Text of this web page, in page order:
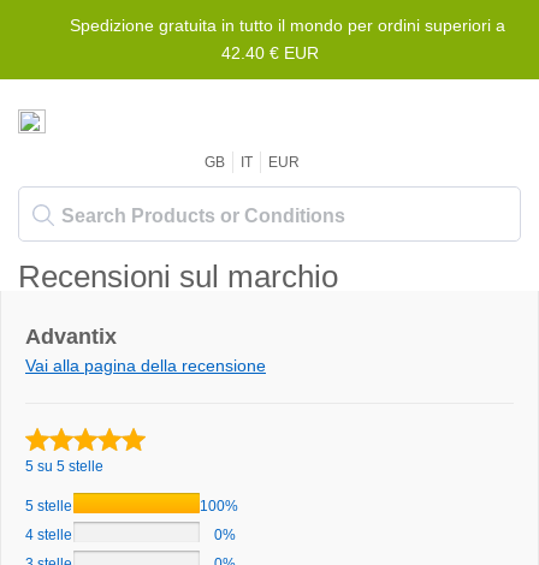
Spedizione gratuita in tutto il mondo per ordini superiori a
42.40 € EUR
GB IT EUR
Recensioni sul marchio
Advantix
Vai alla pagina della recensione
5 su 5 stelle
5 stelle
100%
4 stelle
0%